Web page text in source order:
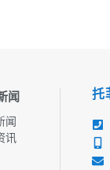
闻
闻
讯
托